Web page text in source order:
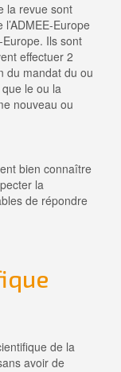
la revue sont
Europe
Europe. Ils sont
effectuer 2
du mandat du ou
que le ou la
nouveau ou
bien connaître
la
de répondre
de la
avoir de